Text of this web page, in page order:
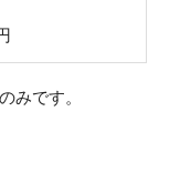
みです。